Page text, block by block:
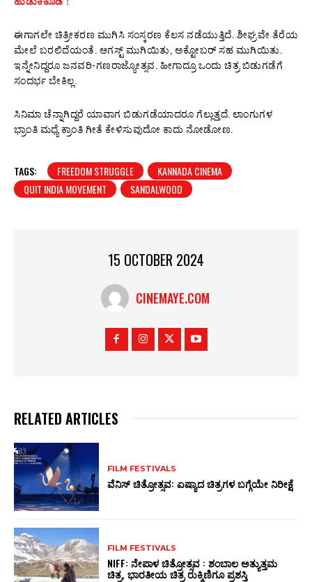
ಈಗಾಗಲೇ ಚಿತ್ರೀಕರಣ ಮುಗಿಸಿ ಸಂಸ್ಕರಣ ಕೆಲಸ ನಡೆಯುತ್ತಿದೆ. ಶೀಘ್ರವೇ ತೆರೆಯ
ಮೇಲೆ ಬರಲಿದೆಯಂತೆ. ಆಗಸ್ಟ್‌ ಮುಗಿಯಿತು, ಅಕ್ಟೋಬರ್‌ ಸಹ ಮುಗಿಯಿತು.
ಇನ್ನೇನಿದ್ದರೂ ಜನವರಿ-ಗಣರಾಜ್ಯೋತ್ಸವ. ಹೀಗಾದ್ರೂ ಒಂದು ಚಿತ್ರ ಬಿಡುಗಡೆಗೆ
ಸಂದರ್ಭ ಬೇಕಿಲ್ಲ.
ಸಿನಿಮಾ ಚೆನ್ನಾಗಿದ್ದರೆ ಯಾವಾಗ ಬಿಡುಗಡೆಯಾದರೂ ಗೆಲ್ಲುತ್ತದೆ. ಲಾಂಗುಗಳ
ಭ್ರಾಂತಿ ಮಧ್ಯೆ ಕ್ರಾಂತಿ ಗೀತೆ ಕೇಳಿಸುವುದೋ ಕಾದು ನೋಡೋಣ.
TAGS: FREEDOM STRUGGLE
KANNADA CINEMA
QUIT INDIA MOVEMENT
SANDALWOOD
15 OCTOBER 2024
CINEMAYE.COM
RELATED ARTICLES
FILM FESTIVALS
ವೆನಿಸ್‌ ಚಿತ್ರೋತ್ಸವ: ಏಷ್ಯಾದ ಚಿತ್ರಗಳ ಬಗ್ಗೆಯೇ ನಿರೀಕ್ಷೆ
FILM FESTIVALS
NIFF: ನೇಪಾಳ ಚಿತ್ರೋತ್ಸವ : ಶಂಬಾಲ ಅತ್ಯುತ್ತಮ
ಚಿತ್ರ, ಭಾರತೀಯ ಚಿತ್ರ ರುಕ್ಮಿಣಿಗೂ ಪ್ರಶಸ್ತಿ